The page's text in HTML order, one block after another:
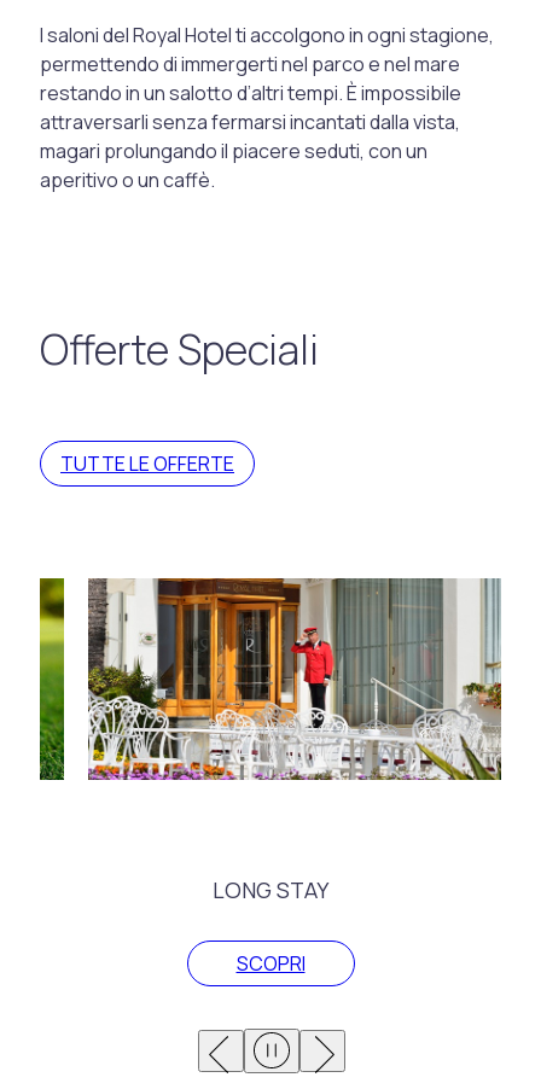
I saloni del Royal Hotel ti accolgono in ogni stagione,
permettendo di immergerti nel parco e nel mare
restando in un salotto d’altri tempi. È impossibile
attraversarli senza fermarsi incantati dalla vista,
magari prolungando il piacere seduti, con un
aperitivo o un caffè.
Offerte Speciali
TUTTE LE OFFERTE
LONG STAY
SCOPRI